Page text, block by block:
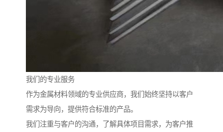
我们的专业服务
作为金属材料领域的专业供应商，我们始终坚持以客户
需求为导向，提供符合标准的产品。
我们注重与客户的沟通，了解具体项目需求，为客户推